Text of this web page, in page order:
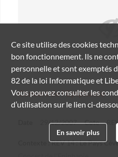
Concert de l'Epiphanie
29/12/2007 Cote
Contexte : REV 14 : Le Pays
Ce site utilise descookies
bon fonctionnement. Ils ne
personnelle et sont exemptés
82 de la loi Informatique et
Vous pouvez consulter les
d’utilisation sur le lien ci-
En savoir plus